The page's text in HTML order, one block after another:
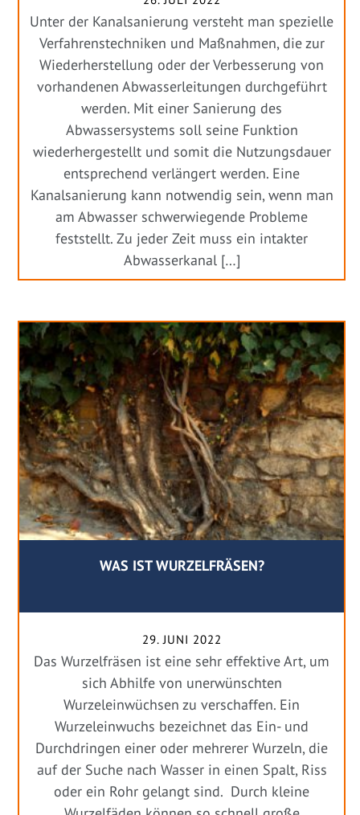
Unter der Kanalsanierung versteht man spezielle
Verfahrenstechniken und Maßnahmen, die zur
Wiederherstellung oder der Verbesserung von
vorhandenen Abwasserleitungen durchgeführt
werden. Mit einer Sanierung des
Abwassersystems soll seine Funktion
wiederhergestellt und somit die Nutzungsdauer
entsprechend verlängert werden. Eine
Kanalsanierung kann notwendig sein, wenn man
am Abwasser schwerwiegende Probleme
feststellt. Zu jeder Zeit muss ein intakter
Abwasserkanal […]
WAS IST WURZELFRÄSEN?
29. JUNI 2022
Das Wurzelfräsen ist eine sehr effektive Art, um
sich Abhilfe von unerwünschten
Wurzeleinwüchsen zu verschaffen. Ein
Wurzeleinwuchs bezeichnet das Ein- und
Durchdringen einer oder mehrerer Wurzeln, die
auf der Suche nach Wasser in einen Spalt, Riss
oder ein Rohr gelangt sind. Durch kleine